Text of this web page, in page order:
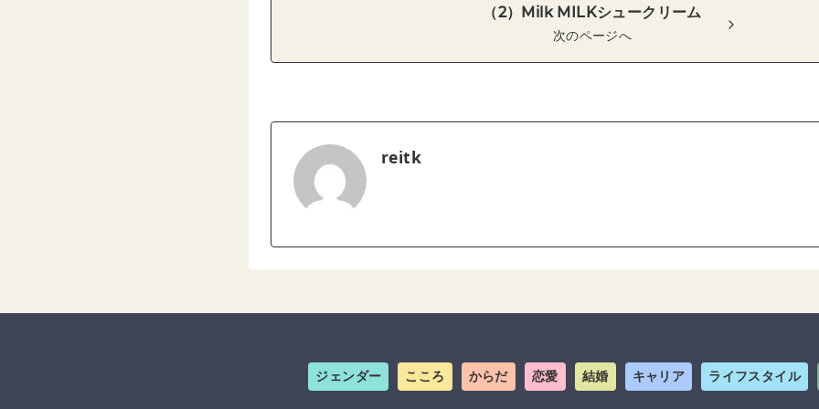
（2）Milk MILKシュークリーム
次のページへ
reitk
ジェンダー こころ からだ 恋愛 結婚 キャリア ライフスタイル